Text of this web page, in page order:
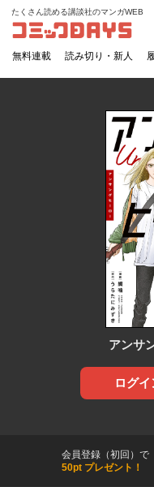
コミックDAYS
たくさん読める講談社のマンガWEB
無料連載 読み切り・新人
アンサ
ログ
会員登録（初回）で
50pt プレゼント！